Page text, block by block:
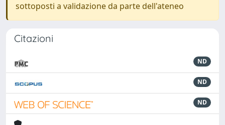
sottoposti a validazione da parte dell'ateneo
Citazioni
ND
ND
ND